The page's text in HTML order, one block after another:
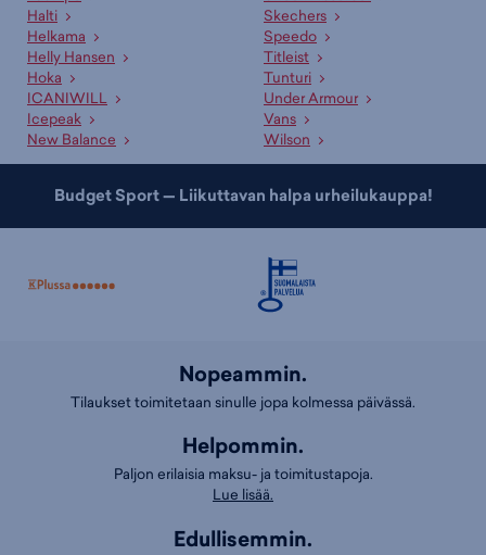
Halti
Helkama
Helly Hansen
Hoka
ICANIWILL
Icepeak
New Balance
Skechers
Speedo
Titleist
Tunturi
Under Armour
Vans
Wilson
Budget Sport — Liikuttavan halpa urheilukauppa!
Nopeammin.
Tilaukset toimitetaan sinulle jopa kolmessa päivässä.
Helpommin.
Paljon erilaisia maksu- ja toimitustapoja.
Lue lisää.
Edullisemmin.